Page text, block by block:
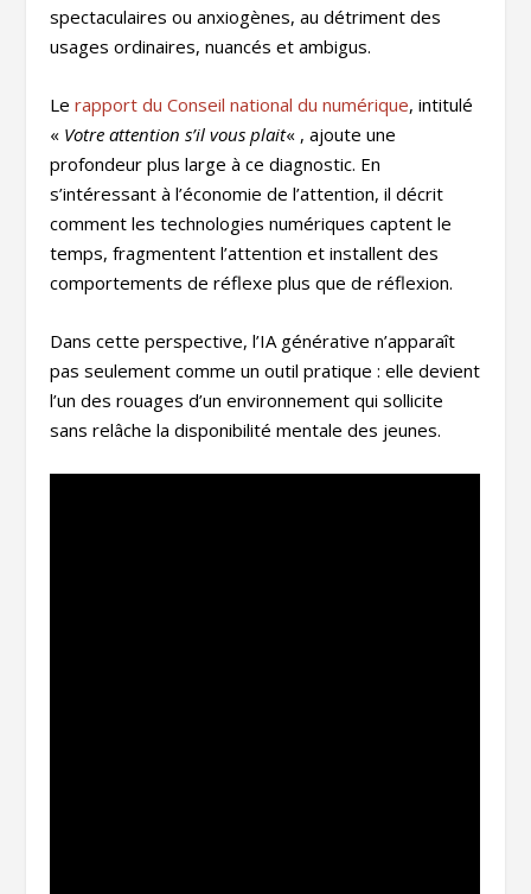
spectaculaires ou anxiogènes, au détriment des
usages ordinaires, nuancés et ambigus.
Lerapport du Conseil national du numérique, intitulé
« Votre attention s’il vous plait« , ajoute une
profondeur plus large à ce diagnostic. En
s’intéressant à l’économie de l’attention, il décrit
comment les technologies numériques captent le
temps, fragmentent l’attention et installent des
comportements de réflexe plus que de réflexion.
Dans cette perspective, l’IA générative n’apparaît
pas seulement comme un outil pratique : elle devient
l’un des rouages d’un environnement qui sollicite
sans relâche la disponibilité mentale des jeunes.